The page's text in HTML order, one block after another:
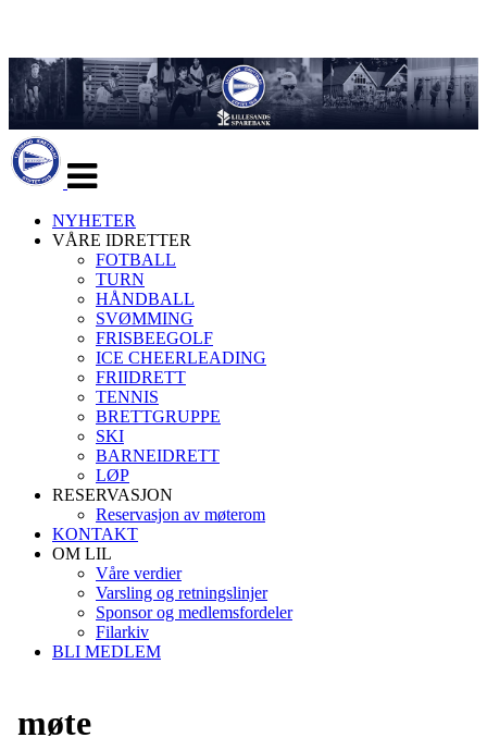
navigasjon
NYHETER
VÅRE IDRETTER
FOTBALL
TURN
HÅNDBALL
SVØMMING
FRISBEEGOLF
ICE CHEERLEADING
FRIIDRETT
TENNIS
BRETTGRUPPE
SKI
BARNEIDRETT
LØP
RESERVASJON
Reservasjon av møterom
KONTAKT
OM LIL
Våre verdier
Varsling og retningslinjer
Sponsor og medlemsfordeler
Filarkiv
BLI MEDLEM
møte